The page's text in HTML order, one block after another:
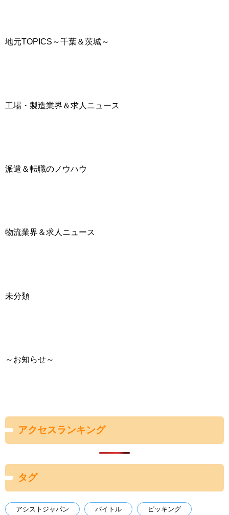
地元TOPICS～千葉＆茨城～
工場・製造業界＆求人ニュース
派遣＆転職のノウハウ
物流業界＆求人ニュース
未分類
～お知らせ～
アクセスランキング
タグ
アシストジャパン バイトル
ピッキング